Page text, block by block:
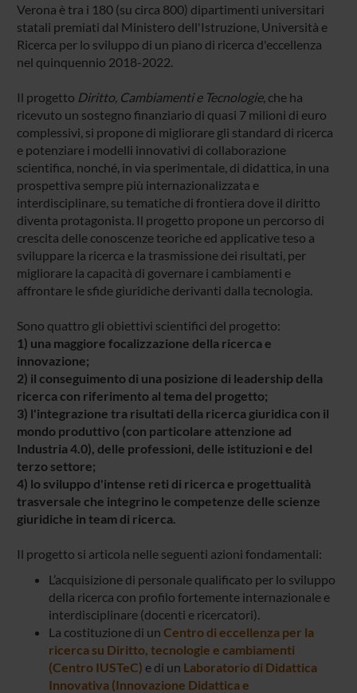
Verona è tra i 180 (su circa 800) dipartimenti universitari
statali premiati dal Ministero dell'Istruzione, Università e
Ricerca per lo sviluppo di un piano di ricerca d'eccellenza
nel quinquennio 2018-2022.
Il progetto Diritto, Cambiamenti e Tecnologie, che ha
ricevuto un sostegno finanziario di quasi 7 milioni di euro
complessivi, si propone di migliorare gli standard di ricerca
e potenziare i modelli innovativi di collaborazione
scientifica, nonché, in via sperimentale, di didattica, in una
prospettiva sempre più internazionalizzata e
interdisciplinare, su tematiche di frontiera dove il diritto
diventa protagonista. Il progetto propone un percorso di
crescita delle conoscenze teoriche ed applicative teso a
sviluppare la ricerca e la trasmissione dei risultati, per
migliorare la capacità di governare i cambiamenti e
affrontare le sfide giuridiche derivanti dalla tecnologia.
Sono quattro gli obiettivi scientifici del progetto:
1) una maggiore focalizzazione della ricerca e
innovazione;
2) il conseguimento di una posizione di leadership della
ricerca con riferimento al tema del progetto;
3) l'integrazione tra risultati della ricerca giuridica con il
mondo produttivo (con particolare attenzione ad
Industria 4.0), delle professioni, delle istituzioni e del
terzo settore;
4) lo sviluppo d'intense reti di ricerca e progettualità
trasversale che integrino le competenze delle scienze
giuridiche in team di ricerca.
Il progetto si articola nelle seguenti azioni fondamentali:
L’acquisizione di personale qualificato per lo sviluppo
della ricerca con profilo fortemente internazionale e
interdisciplinare (docenti e ricercatori).
La costituzione di un Centro di eccellenza per la
ricerca su Diritto, tecnologie e cambiamenti
(Centro IUSTeC) e di un Laboratorio di Didattica
Innovativa (Innovazione Didattica e